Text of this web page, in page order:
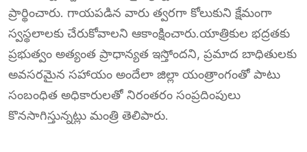
ప్రార్థించారు. గాయపడిన వారు త్వరగా కోలుకుని క్షేమంగా
స్వస్థలాలకు చేరుకోవాలని ఆకాంక్షించారు.యాత్రికుల భద్రతకు
ప్రభుత్వం అత్యంత ప్రాధాన్యత ఇస్తోందని, ప్రమాద బాధితులకు
అవసరమైన సహాయం అందేలా జిల్లా యంత్రాంగంతో పాటు
సంబంధిత అధికారులతో నిరంతరం సంప్రదింపులు
కొనసాగిస్తున్నట్లు మంత్రి తెలిపారు.